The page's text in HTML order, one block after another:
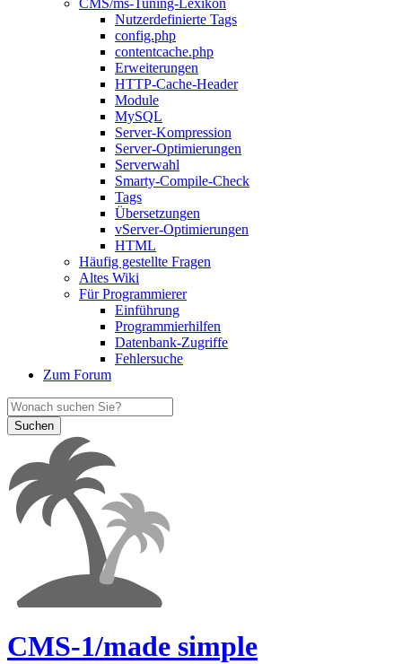
CMS/ms-Tuning-Lexikon
Nutzerdefinierte Tags
config.php
contentcache.php
Erweiterungen
HTTP-Cache-Header
Module
MySQL
Server-Kompression
Server-Optimierungen
Serverwahl
Smarty-Compile-Check
Tags
Übersetzungen
vServer-Optimierungen
HTML
Häufig gestellte Fragen
Altes Wiki
Für Programmierer
Einführung
Programmierhilfen
Datenbank-Zugriffe
Fehlersuche
Zum Forum
CMS-1/made simple